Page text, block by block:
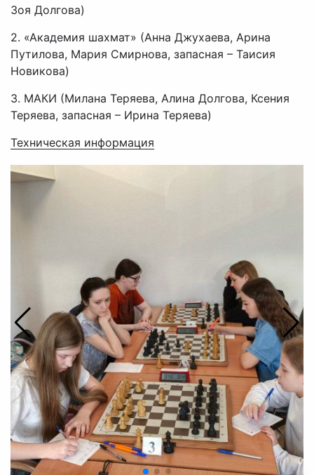
Зоя Долгова)
2. «Академия шахмат» (Анна Джухаева, Арина
Путилова, Мария Смирнова, запасная – Таисия
Новикова)
3. МАКИ (Милана Теряева, Алина Долгова, Ксения
Теряева, запасная – Ирина Теряева)
Техническая информация